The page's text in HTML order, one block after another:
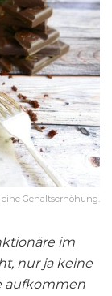
Gehaltserhöhung.
im
nur ja keine
aufkommen